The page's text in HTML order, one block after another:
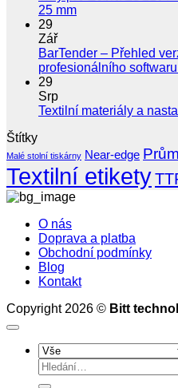
25 mmŽádné
textu
s
pro
–
tiskněte
páskou
25
mm
29
Zář
BarTender – Přehled
profesionálního
29
Srp
Textilní materiály a
Štítky
Malé stolní tiskárny Near-edge
Textilní etikety
O nás
Doprava a platba
Obchodní podmínky
Blog
Kontakt
Copyright 2026 © Bitt
Hledat: